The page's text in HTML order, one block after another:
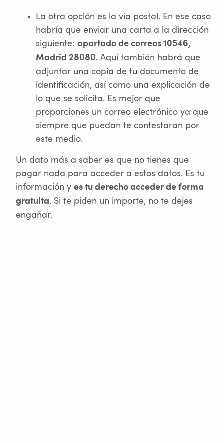
La otra opción es la vía postal. En ese caso
habría que enviar una carta a la dirección
siguiente: apartado de correos 10546,
Madrid 28080. Aquí también habrá que
adjuntar una copia de tu documento de
identificación, así como una explicación de
lo que se solicita. Es mejor que
proporciones un correo electrónico ya que
siempre que puedan te contestaran por
este medio.
Un dato más a saber es que no tienes que
pagar nada para acceder a estos datos. Es tu
información y es tu derecho acceder de forma
gratuita. Si te piden un importe, no te dejes
engañar.